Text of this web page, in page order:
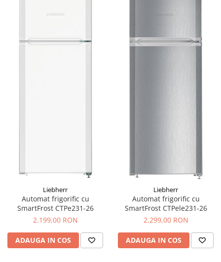
Liebherr
Automat frigorific cu
SmartFrost CTPe231-26
2.199,00 RON
ADAUGA IN COS
Liebherr
Automat frigorific cu
SmartFrost CTPele231-26
2.299,00 RON
ADAUGA IN COS